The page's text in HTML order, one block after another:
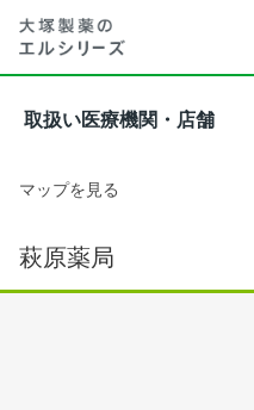
取扱い医療機関・店舗
マップを見る
萩原薬局